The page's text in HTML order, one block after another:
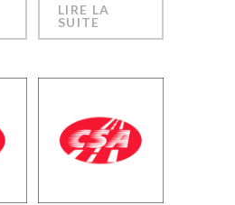
LIRE LA
SUITE